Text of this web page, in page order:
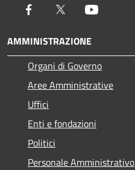
Facebook Twitter
AMMINISTRAZIONE
Organi di Governo
Aree Amministrative
Uffici
Enti e fondazioni
Politici
Personale Amministrativo